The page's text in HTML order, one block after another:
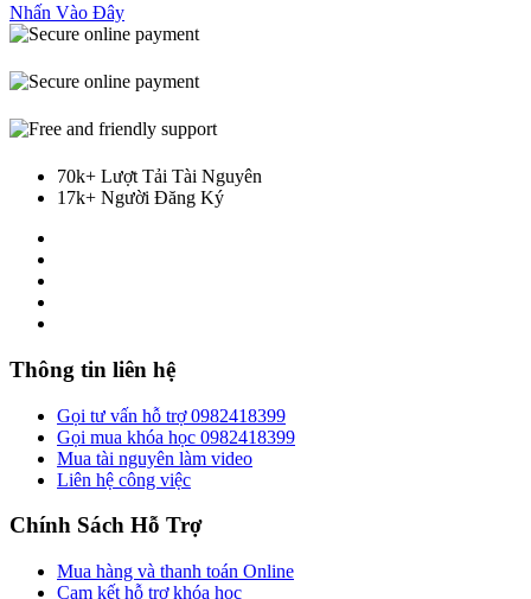
Nhấn Vào Đây
70k+ Lượt Tải Tài Nguyên
17k+ Người Đăng Ký
Thông tin liên hệ
Gọi tư vấn hỗ trợ 0982418399
Gọi mua khóa học 0982418399
Mua tài nguyên làm video
Liên hệ công việc
Chính Sách Hỗ Trợ
Mua hàng và thanh toán Online
Cam kết hỗ trợ khóa học